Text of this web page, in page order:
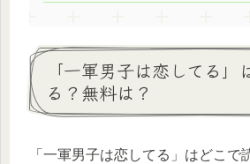
「一軍男子は恋してる」
る？無料は？
「一軍男子は恋してる」はどこで